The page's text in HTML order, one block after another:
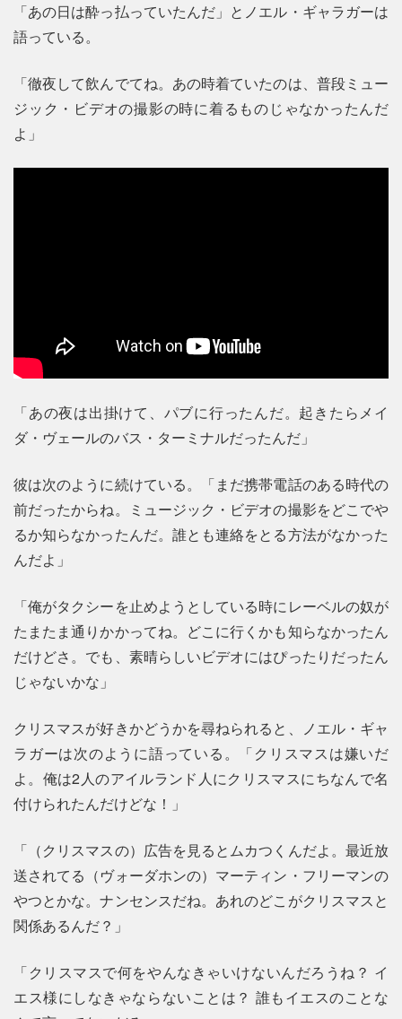
「あの日は酔っ払っていたんだ」とノエル・ギャラガーは
語っている。
「徹夜して飲んでてね。あの時着ていたのは、普段ミュー
ジック・ビデオの撮影の時に着るものじゃなかったんだ
よ」
「あの夜は出掛けて、パブに行ったんだ。起きたらメイ
ダ・ヴェールのバス・ターミナルだったんだ」
彼は次のように続けている。「まだ携帯電話のある時代の
前だったからね。ミュージック・ビデオの撮影をどこでや
るか知らなかったんだ。誰とも連絡をとる方法がなかった
んだよ」
「俺がタクシーを止めようとしている時にレーベルの奴が
たまたま通りかかってね。どこに行くかも知らなかったん
だけどさ。でも、素晴らしいビデオにはぴったりだったん
じゃないかな」
クリスマスが好きかどうかを尋ねられると、ノエル・ギャ
ラガーは次のように語っている。「クリスマスは嫌いだ
よ。俺は2人のアイルランド人にクリスマスにちなんで名
付けられたんだけどな！」
「（クリスマスの）広告を見るとムカつくんだよ。最近放
送されてる（ヴォーダホンの）マーティン・フリーマンの
やつとかな。ナンセンスだね。あれのどこがクリスマスと
関係あるんだ？」
「クリスマスで何をやんなきゃいけないんだろうね？ イ
エス様にしなきゃならないことは？ 誰もイエスのことな